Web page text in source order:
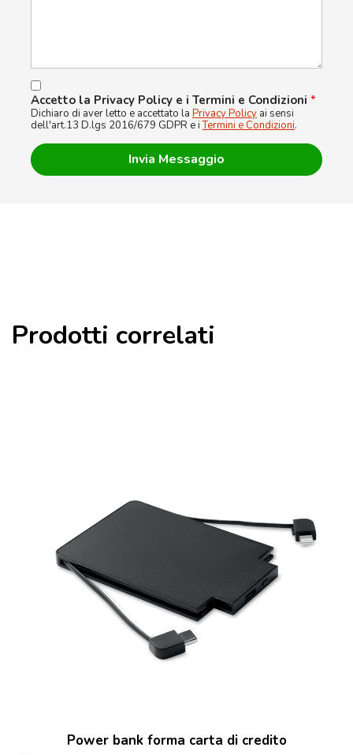
Accetto la Privacy Policy e i Termini e Condizioni *
Dichiaro di aver letto e accettato la Privacy Policy ai sensi
dell'art.13 D.lgs 2016/679 GDPR e iTermini e Condizioni.
Prodotti correlati
Power bank forma carta di credito